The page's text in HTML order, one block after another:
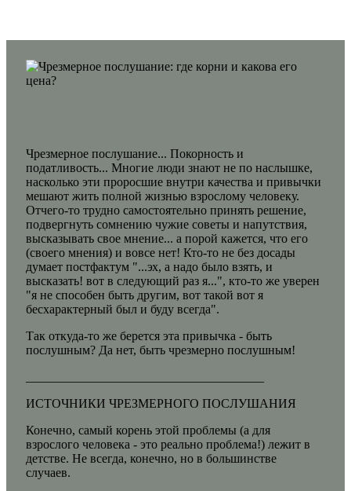
Чрезмерное послушание... Покорность и
податливость... Многие люди знают не по наслышке,
насколько эти проросшие внутри качества и привычки
мешают жить полной жизнью взрослому человеку.
Отчего-то трудно самостоятельно принять решение,
подвергнуть сомнению чужие советы и напутствия,
высказывать свое мнение... а порой кажется, что его
(своего мнения) и вовсе нет! Кто-то не без досады
думает постфактум "...эх, а надо было взять, и
высказать! вот в следующий раз я...", кто-то же уверен
"я не способен быть другим, вот такой вот я
бесхарактерный был и буду всегда".
Так откуда-то же берется эта привычка - быть
послушным? Да нет, быть чрезмерно послушным!
ИСТОЧНИКИ ЧРЕЗМЕРНОГО ПОСЛУШАНИЯ
Конечно, самый корень этой проблемы (а для
взрослого человека - это реально проблема!) лежит в
детстве. Не всегда, конечно, но в большинстве
случаев.